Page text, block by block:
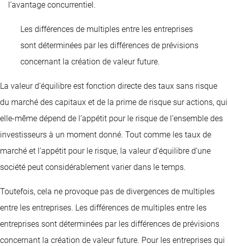
l’avantage concurrentiel.
Les différences de multiples entre les entreprises
sont déterminées par les différences de prévisions
concernant la création de valeur future.
La valeur d’équilibre est fonction directe des taux sans risque
du marché des capitaux et de la prime de risque sur actions, qui
elle-même dépend de l’appétit pour le risque de l’ensemble des
investisseurs à un moment donné. Tout comme les taux de
marché et l’appétit pour le risque, la valeur d’équilibre d’une
société peut considérablement varier dans le temps.
Toutefois, cela ne provoque pas de divergences de multiples
entre les entreprises. Les différences de multiples entre les
entreprises sont déterminées par les différences de prévisions
concernant la création de valeur future. Pour les entreprises qui